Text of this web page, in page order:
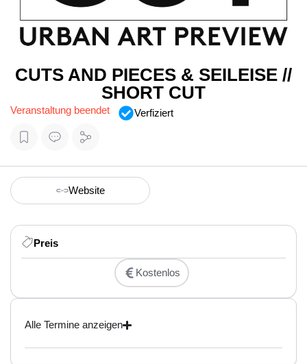
CUTS AND PIECES & SEILEISE //
SHORT CUT
Veranstaltung beendet Verfiziert
Website
Preis
Kostenlos
Alle Termine anzeigen